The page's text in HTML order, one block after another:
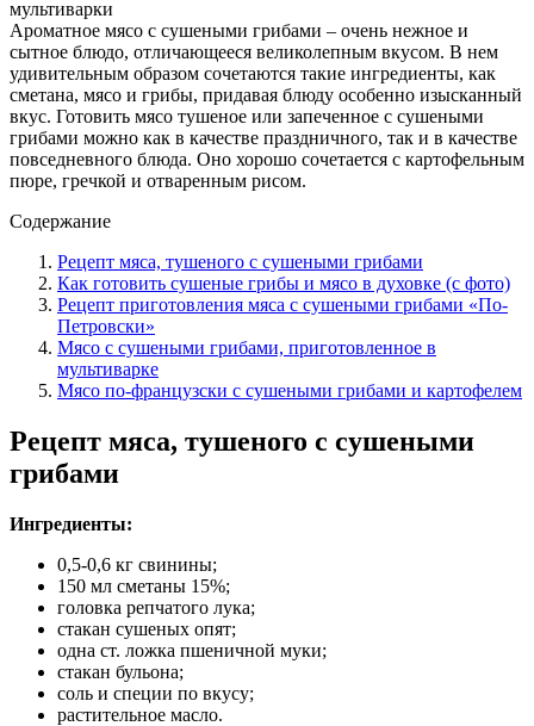
Ароматное мясо с сушеными грибами – очень нежное и
сытное блюдо, отличающееся великолепным вкусом. В нем
удивительным образом сочетаются такие ингредиенты, как
сметана, мясо и грибы, придавая блюду особенно изысканный
вкус. Готовить мясо тушеное или запеченное с сушеными
грибами можно как в качестве праздничного, так и в качестве
повседневного блюда. Оно хорошо сочетается с картофельным
пюре, гречкой и отваренным рисом.
Содержание
Рецепт мяса, тушеного с сушеными грибами
Как готовить сушеные грибы и мясо в духовке (с фото)
Рецепт приготовления мяса с сушеными грибами «По-
Петровски»
Мясо с сушеными грибами, приготовленное в
мультиварке
Мясо по-французски с сушеными грибами и картофелем
Рецепт мяса, тушеного с сушеными
грибами
Ингредиенты:
0,5-0,6 кг свинины;
150 мл сметаны 15%;
головка репчатого лука;
стакан сушеных опят;
одна ст. ложка пшеничной муки;
стакан бульона;
соль и специи по вкусу;
растительное масло.